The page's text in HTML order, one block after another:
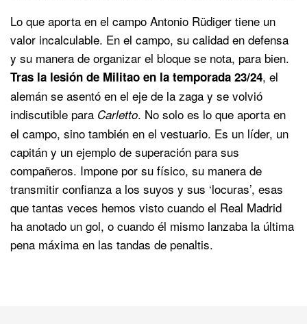
Lo que aporta en el campo Antonio Rüdiger tiene un
valor incalculable. En el campo, su calidad en defensa
y su manera de organizar el bloque se nota, para bien.
Tras la lesión de Militao en la temporada 23/24, el
alemán se asentó en el eje de la zaga y se volvió
indiscutible para Carletto. No solo es lo que aporta en
el campo, sino también en el vestuario. Es un líder, un
capitán y un ejemplo de superación para sus
compañeros. Impone por su físico, su manera de
transmitir confianza a los suyos y sus ‘locuras’, esas
que tantas veces hemos visto cuando el Real Madrid
ha anotado un gol, o cuando él mismo lanzaba la última
pena máxima en las tandas de penaltis.